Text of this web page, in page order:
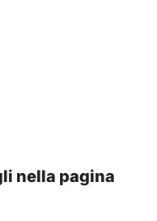
nella pagina